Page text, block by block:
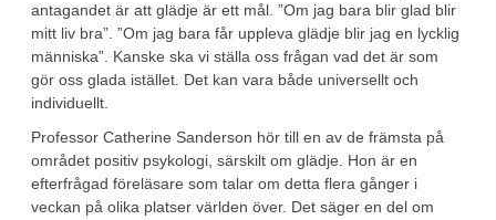
antagandet är att glädje är ett mål. ”Om jag bara blir glad blir
mitt liv bra”. ”Om jag bara får uppleva glädje blir jag en lycklig
människa”. Kanske ska vi ställa oss frågan vad det är som
gör oss glada istället. Det kan vara både universellt och
individuellt.
Professor Catherine Sanderson hör till en av de främsta på
området positiv psykologi, särskilt om glädje. Hon är en
efterfrågad föreläsare som talar om detta flera gånger i
veckan på olika platser världen över. Det säger en del om